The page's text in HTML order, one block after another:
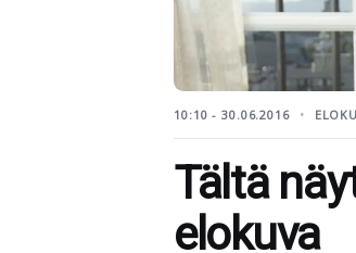
10:10 - 30.06.2016
Tältä
elokuva